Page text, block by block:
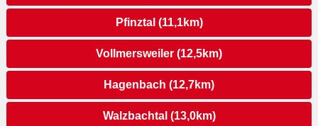
Pfinztal (11,1km)
Vollmersweiler (12,5km)
Hagenbach (12,7km)
Walzbachtal (13,0km)